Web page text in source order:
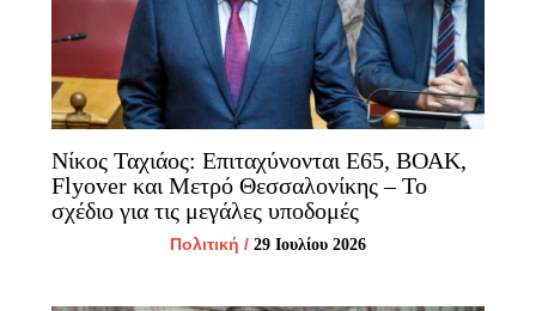
Νίκος Ταχιάος: Επιταχύνονται Ε65, ΒΟΑΚ,
Flyover και Μετρό Θεσσαλονίκης – Το
σχέδιο για τις μεγάλες υποδομές
Πολιτική / 29 Ιουλίου 2026